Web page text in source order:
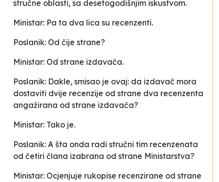
stručne oblasti, sa desetogodišnjim iskustvom.
Ministar: Pa ta dva lica su recenzenti.
Poslanik: Od čije strane?
Ministar: Od strane izdavača.
Poslanik: Dakle, smisao je ovaj: da izdavač mora
dostaviti dvije recenzije od strane dva recenzenta
angažirana od strane izdavača?
Ministar: Tako je.
Poslanik: A šta onda radi stručni tim recenzenata
od četiri člana izabrana od strane Ministarstva?
Ministar: Ocjenjuje rukopise recenzirane od strane